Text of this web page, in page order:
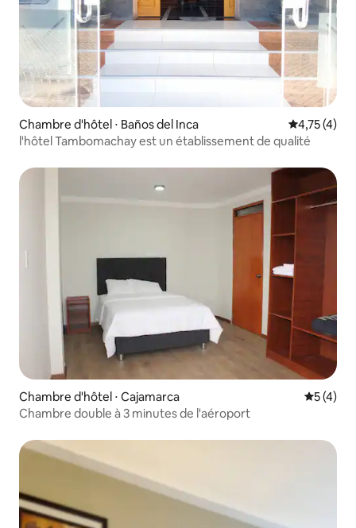
Chambre d'hôtel ⋅ Baños del Inca Évaluation
4,75 (4)
l'hôtel Tambomachay est un établissement de qualité
Chambre d'hôtel ⋅ Cajamarca
5 (4)
Chambre double à 3 minutes de l'aéroport